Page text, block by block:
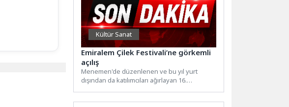
Kültür Sanat
Emiralem Çilek Festivali’ne görkemli
açılış
Menemen'de düzenlenen ve bu yıl yurt
dışından da katılımcıları ağırlayan 16.